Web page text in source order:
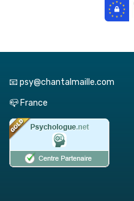
📧 psy@chantalmaille.com
📪 France